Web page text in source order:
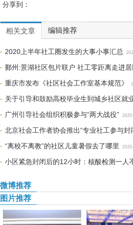
分享到：
相关文章 编辑推荐
2020上半年社工圈发生的大事小事汇总
鄞州:景湖社区包片联户 社工零距离走进居
重庆市发布《社区社会工作室基本规范》
关于引导和鼓励高校毕业生到城乡社区就
广州引导社会组织积极参与“两大战役”
北京社会工作者协会推出“专业社工参与封
“离校不离教”的社区儿童暑假去了哪里
小区紧急封闭后的12小时：核酸检测一人
微博推荐
图片推荐